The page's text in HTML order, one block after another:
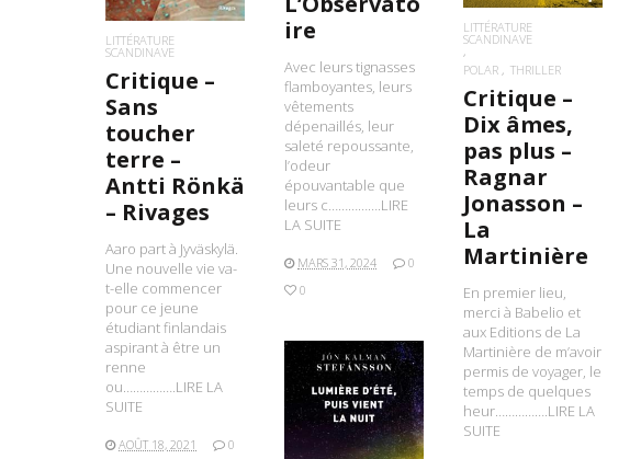
ire
Avec leurs tignasses
flamboyantes, leurs
vêtements
dépenaillés, leur
saleté repoussante,
l’odeur
épouvantable que
leurs c…………….LIRE
LA SUITE
MARS 31, 2024
0
0
LITTÉRATURE
SCANDINAVE
POLAR
THRILLER
Critique –
Dix âmes,
pas plus –
Ragnar
Jonasson –
La
Martinière
En premier lieu,
merci à Babelio et
aux Editions de La
Martinière de m’avoir
permis de voyager, le
temps de quelques
heur…………….LIRE LA
SUITE
LITTÉRATURE
SCANDINAVE
Critique –
Sans
toucher
terre –
Antti Rönkä
– Rivages
Aaro part à Jyväskylä.
Une nouvelle vie va-
t-elle commencer
pour ce jeune
étudiant finlandais
aspirant à être un
renne
ou…………….LIRE LA
SUITE
AOÛT 18, 2021
0
LIRE LA SUITE